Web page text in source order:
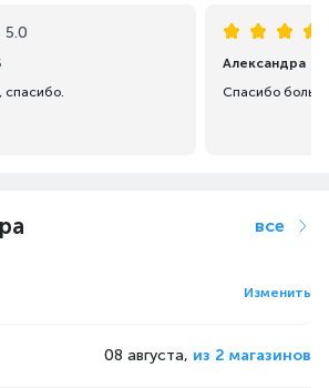
5.0
спасибо.
Александра
все
Изменить
08 августа, из 2 магазинов